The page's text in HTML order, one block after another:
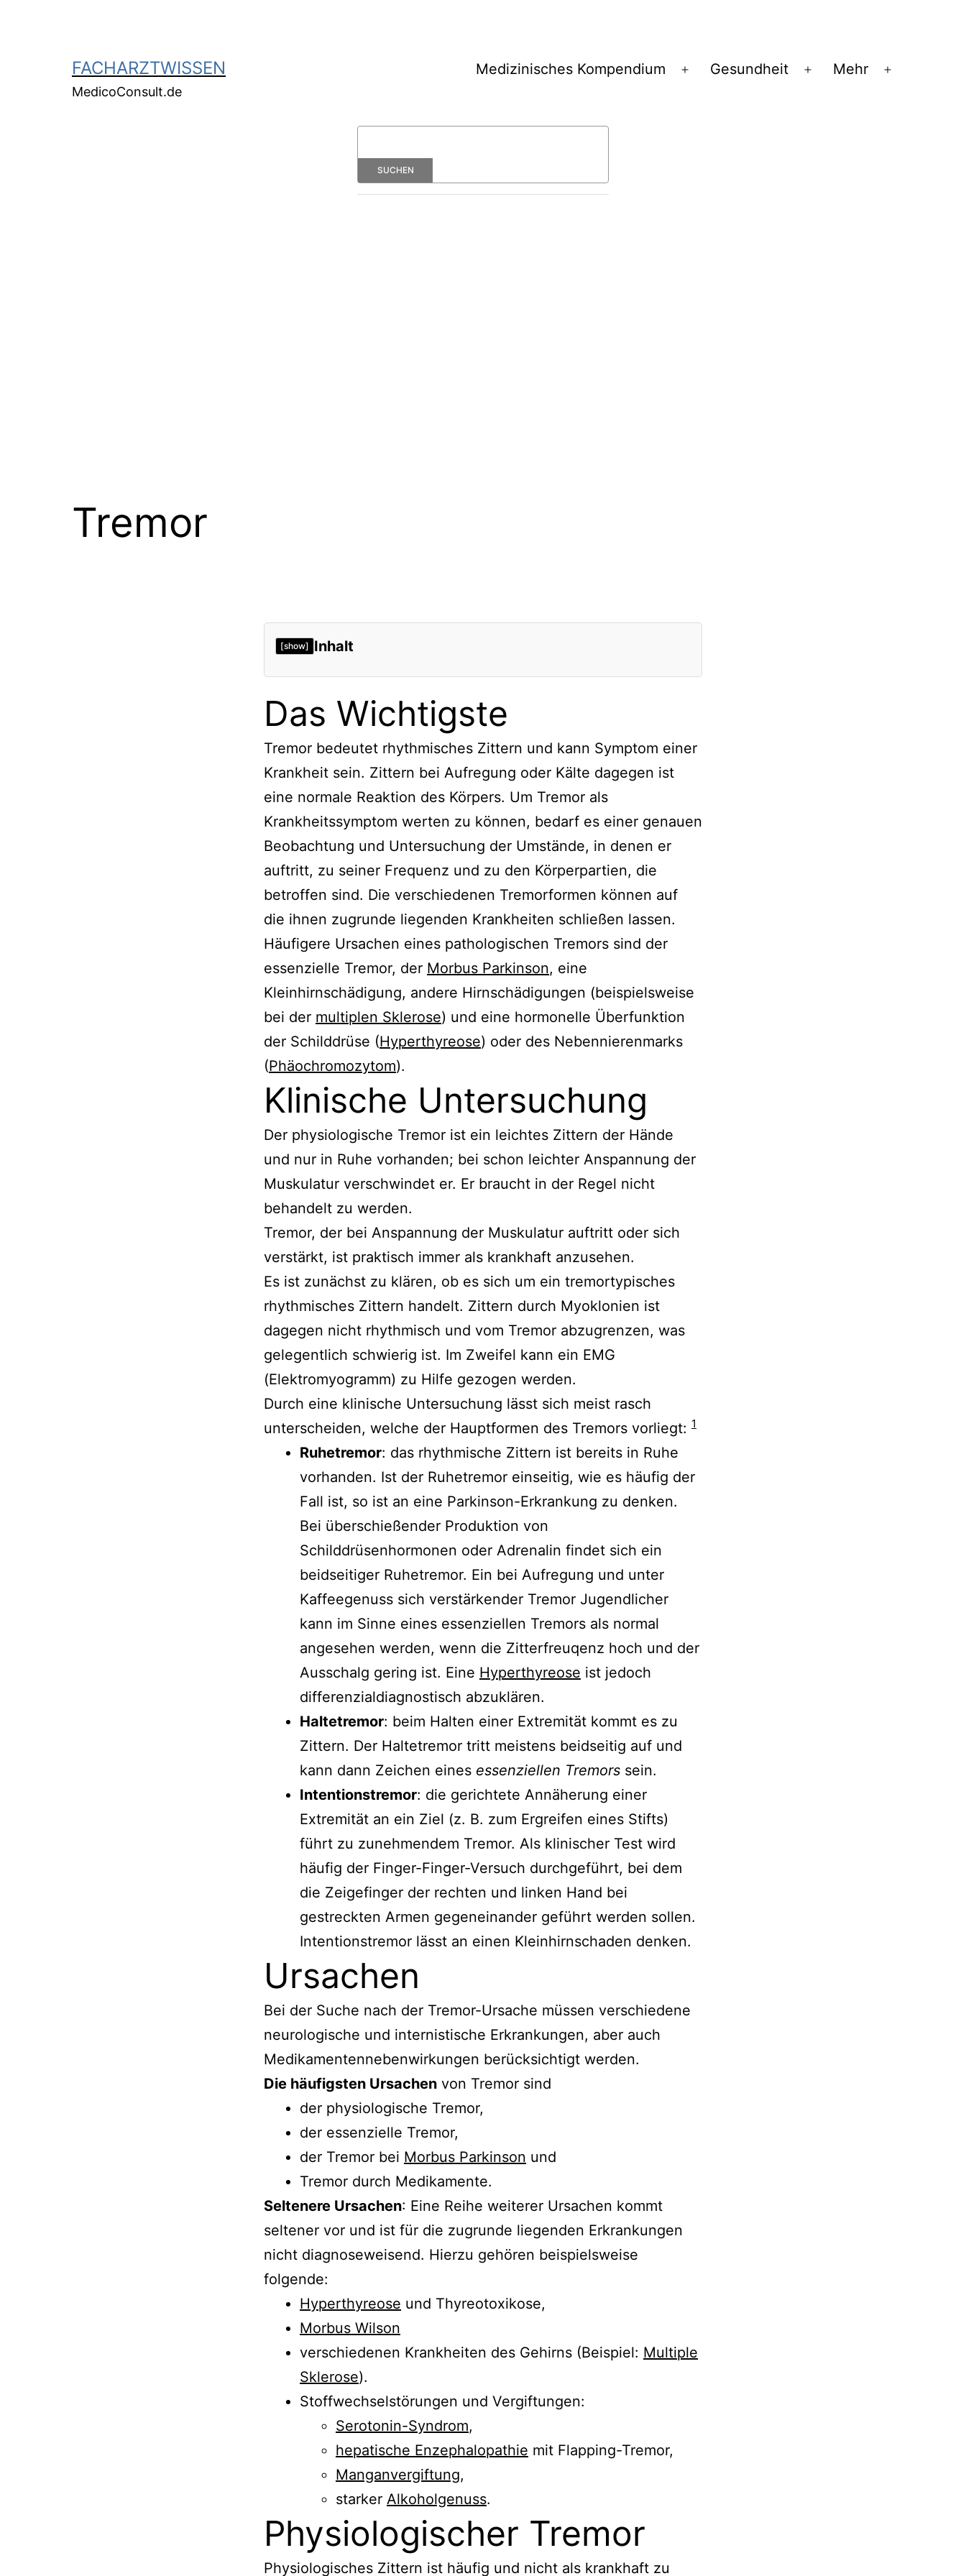
FACHARZTWISSEN
MedicoConsult.de
Medizinisches Kompendium
Menü
Gesundheit
Menü
Mehr
Tremor
[show] Inhalt
Das Wichtigste
Tremor bedeutet rhythmisches Zittern und kann Symptom einer
Krankheit sein. Zittern bei Aufregung oder Kälte dagegen ist
eine normale Reaktion des Körpers. Um Tremor als
Krankheitssymptom werten zu können, bedarf es einer genauen
Beobachtung und Untersuchung der Umstände, in denen er
auftritt, zu seiner Frequenz und zu den Körperpartien, die
betroffen sind. Die verschiedenen Tremorformen können auf
die ihnen zugrunde liegenden Krankheiten schließen lassen.
Häufigere Ursachen eines pathologischen Tremors sind der
essenzielle Tremor, der Morbus Parkinson, eine
Kleinhirnschädigung, andere Hirnschädigungen (beispielsweise
bei der multiplen Sklerose) und eine hormonelle Überfunktion
der Schilddrüse (Hyperthyreose) oder des Nebennierenmarks
(Phäochromozytom).
Klinische Untersuchung
Der physiologische Tremor ist ein leichtes Zittern der Hände
und nur in Ruhe vorhanden; bei schon leichter Anspannung der
Muskulatur verschwindet er. Er braucht in der Regel nicht
behandelt zu werden.
Tremor, der bei Anspannung der Muskulatur auftritt oder sich
verstärkt, ist praktisch immer als krankhaft anzusehen.
Es ist zunächst zu klären, ob es sich um ein tremortypisches
rhythmisches Zittern handelt. Zittern durch Myoklonien ist
dagegen nicht rhythmisch und vom Tremor abzugrenzen, was
gelegentlich schwierig ist. Im Zweifel kann ein EMG
(Elektromyogramm) zu Hilfe gezogen werden.
Durch eine klinische Untersuchung lässt sich meist rasch
unterscheiden, welche der Hauptformen des Tremors vorliegt: 1
Ruhetremor: das rhythmische Zittern ist bereits in Ruhe
vorhanden. Ist der Ruhetremor einseitig, wie es häufig der
Fall ist, so ist an eine Parkinson-Erkrankung zu denken.
Bei überschießender Produktion von
Schilddrüsenhormonen oder Adrenalin findet sich ein
beidseitiger Ruhetremor. Ein bei Aufregung und unter
Kaffeegenuss sich verstärkender Tremor Jugendlicher
kann im Sinne eines essenziellen Tremors als normal
angesehen werden, wenn die Zitterfreuqenz hoch und der
Ausschalg gering ist. Eine Hyperthyreose ist jedoch
differenzialdiagnostisch abzuklären.
Haltetremor: beim Halten einer Extremität kommt es zu
Zittern. Der Haltetremor tritt meistens beidseitig auf und
kann dann Zeichen eines essenziellen Tremors sein.
Intentionstremor: die gerichtete Annäherung einer
Extremität an ein Ziel (z. B. zum Ergreifen eines Stifts)
führt zu zunehmendem Tremor. Als klinischer Test wird
häufig der Finger-Finger-Versuch durchgeführt, bei dem
die Zeigefinger der rechten und linken Hand bei
gestreckten Armen gegeneinander geführt werden sollen.
Intentionstremor lässt an einen Kleinhirnschaden denken.
Ursachen
Bei der Suche nach der Tremor-Ursache müssen verschiedene
neurologische und internistische Erkrankungen, aber auch
Medikamentennebenwirkungen berücksichtigt werden.
Die häufigsten Ursachen von Tremor sind
der physiologische Tremor,
der essenzielle Tremor,
der Tremor bei Morbus Parkinson und
Tremor durch Medikamente.
Seltenere Ursachen: Eine Reihe weiterer Ursachen kommt
seltener vor und ist für die zugrunde liegenden Erkrankungen
nicht diagnoseweisend. Hierzu gehören beispielsweise
folgende:
Hyperthyreose und Thyreotoxikose,
Morbus Wilson
verschiedenen Krankheiten des Gehirns (Beispiel: Multiple
Sklerose).
Stoffwechselstörungen und Vergiftungen:
Serotonin-Syndrom,
hepatische Enzephalopathie mit Flapping-Tremor,
Manganvergiftung,
starker Alkoholgenuss.
Physiologischer Tremor
Physiologisches Zittern ist häufig und nicht als krankhaft zu